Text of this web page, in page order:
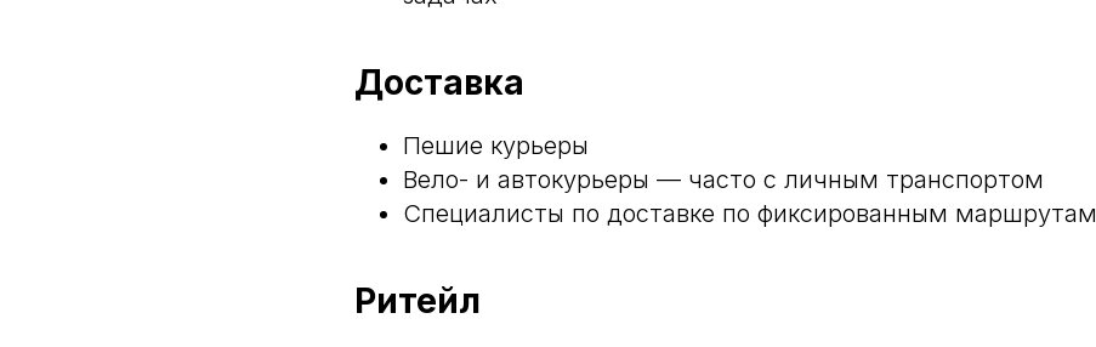
Доставка
Пешие курьеры
Вело- и автокурьеры — часто с личным транспортом
Специалисты по доставке по фиксированным маршрутам
Ритейл